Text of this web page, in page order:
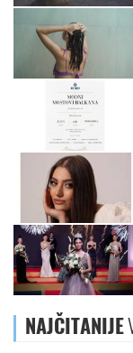
NAJČITANIJE